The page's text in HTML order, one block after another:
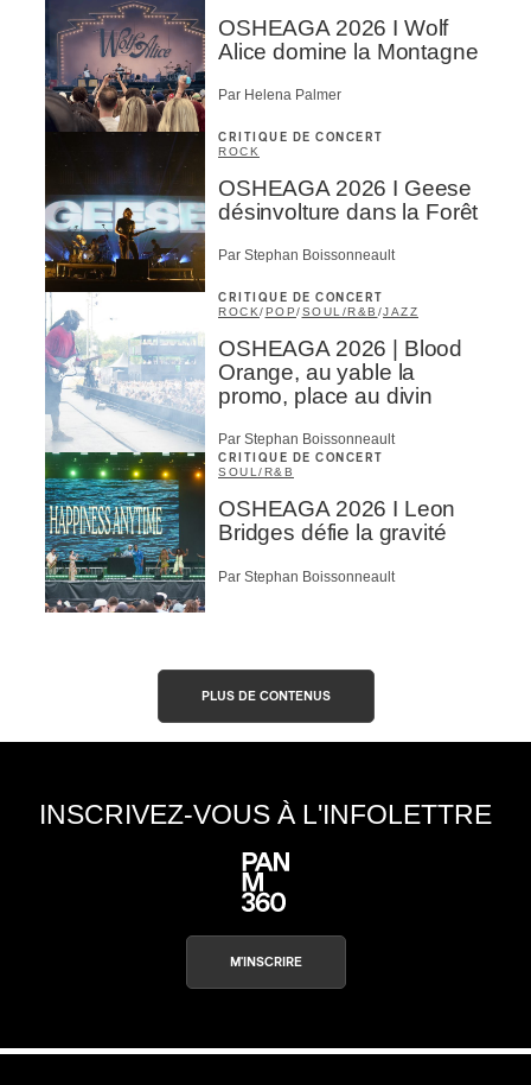
OSHEAGA 2026 I Wolf
Alice domine la Montagne
Par Helena Palmer
CRITIQUE DE CONCERT
ROCK
OSHEAGA 2026 I Geese
désinvolture dans la Forêt
Par Stephan Boissonneault
CRITIQUE DE CONCERT
ROCK/POP/SOUL/R&B /JAZZ
OSHEAGA 2026 | Blood
Orange, au yable la
promo, place au divin
Par Stephan Boissonneault
CRITIQUE DE CONCERT
SOUL/R&B
OSHEAGA 2026 I Leon
Bridges défie la gravité
Par Stephan Boissonneault
PLUS DE CONTENUS
INSCRIVEZ-VOUS À L'INFOLETTRE
M'INSCRIRE